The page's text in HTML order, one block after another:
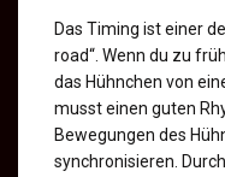
Das Timing ist einer
road“. Wenn du zu
das Hühnchen von
musst einen guten
Bewegungen des
synchronisieren.